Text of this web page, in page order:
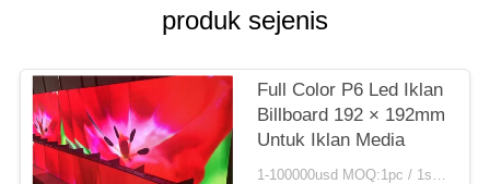
produk sejenis
Full Color P6 Led Iklan
Billboard 192 × 192mm
Untuk Iklan Media
1-100000usd MOQ:1pc / 1sqm